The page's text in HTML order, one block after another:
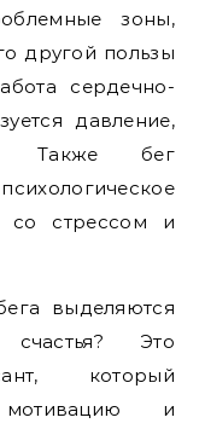
зоны,
другой пользы
сердечно-
давление,
Также бег
со стрессом и
выделяются
Это
который
мотивацию и